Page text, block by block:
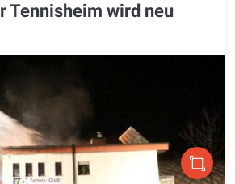
Tennisheim wird neu